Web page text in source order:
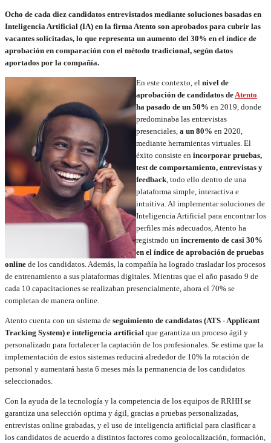
Ocho de cada diez candidatos entrevistados mediante soluciones basadas en
Inteligencia Artificial (IA) en la firma Atento son aprobados para cubrir las
vacantes solicitadas, lo que representa un aumento del 30% en el índice de
aprobación en comparación con el método tradicional, según datos
aportados por la compañía.
En este contexto, el nivel de
aprobación de candidatos deAtento
ha pasado de un 50% en 2019, donde
predominaba las entrevistas
presenciales, a un 80% en 2020,
mediante herramientas virtuales. El
éxito consiste en incorporar pruebas,
test de comportamiento, entrevistas y
feedback, todo ello dentro de una
plataforma simple, interactiva e
intuitiva. Al implementar soluciones de
Inteligencia Artificial para encontrar los
perfiles más adecuados, Atento ha
registrado un incremento de casi 30%
en el índice de aprobación de pruebas
online de los candidatos. Además, la compañía ha logrado trasladar los procesos
de entrenamiento a sus plataformas digitales. Mientras que el año pasado 9 de
cada 10 capacitaciones se realizaban presencialmente, ahora el 70% se
completan de manera online.
Atento cuenta con un sistema de seguimiento de candidatos (ATS - Applicant
Tracking System) e inteligencia artificial que garantiza un proceso ágil y
personalizado para fortalecer la captación de los profesionales. Se estima que la
implementación de estos sistemas reducirá alrededor de 10% la rotación de
personal y aumentará hasta 6 meses más la permanencia de los candidatos
seleccionados.
Con la ayuda de la tecnología y la competencia de los equipos de RRHH se
garantiza una selección optima y ágil, gracias a pruebas personalizadas,
entrevistas online grabadas, y el uso de inteligencia artificial para clasificar a
los candidatos de acuerdo a distintos factores como geolocalización, formación,